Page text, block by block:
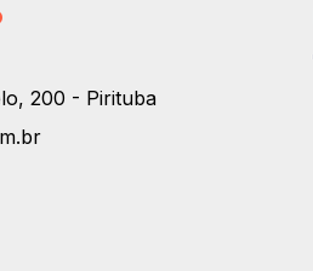
200 - Pirituba